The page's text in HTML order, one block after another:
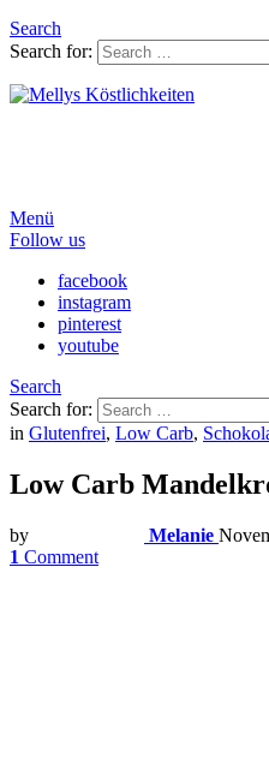
Search
Search for:
Menü
Follow us
facebook
instagram
pinterest
youtube
Search
Search for:
in Glutenfrei, Low Carb,
Low Carb
by Melanie
1 Comment